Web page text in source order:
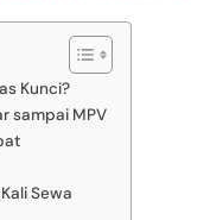
Kunci?
sampai MPV
Sewa